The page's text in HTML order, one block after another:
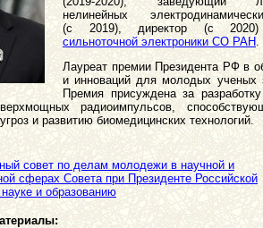
нелинейных
(с 2019), директор (с
сильноточной электроники СО РАН.
Лауреат премии Президента РФ в
и инноваций для молодых ученых
Премия присуждена за
радиоимпульсов,
и развитию биомедицинских технологий.
совет по делам молодежи в научной и
сферах Совета при Президенте Российской
и образованию